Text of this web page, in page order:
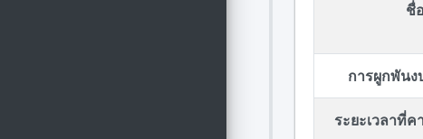
ชื่
การผูกพัน
ระยะเวลาที่ค